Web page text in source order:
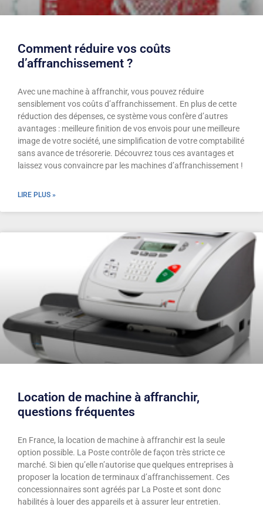
Comment réduire vos coûts
d’affranchissement ?
Avec une machine à affranchir, vous pouvez réduire
sensiblement vos coûts d’affranchissement. En plus de cette
réduction des dépenses, ce système vous confère d’autres
avantages : meilleure finition de vos envois pour une meilleure
image de votre société, une simplification de votre comptabilité
sans avance de trésorerie. Découvrez tous ces avantages et
laissez vous convaincre par les machines d’affranchissement !
LIRE PLUS »
Location de machine à affranchir,
questions fréquentes
En France, la location de machine à affranchir est la seule
option possible. La Poste contrôle de façon très stricte ce
marché. Si bien qu’elle n’autorise que quelques entreprises à
proposer la location de terminaux d’affranchissement. Ces
concessionnaires sont agréés par La Poste et sont donc
habilités à louer des appareils et à assurer leur entretien.